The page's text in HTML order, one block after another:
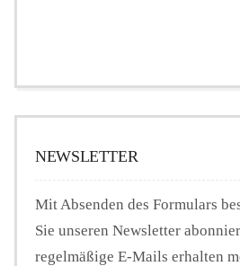
NEWSLETTER
Mit Absenden des Formulars
Sie unseren Newsletter
regelmäßige E-Mails erhalten